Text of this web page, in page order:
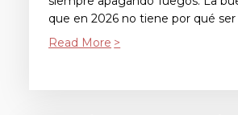
que en 2026 no tiene por qué ser
Read More